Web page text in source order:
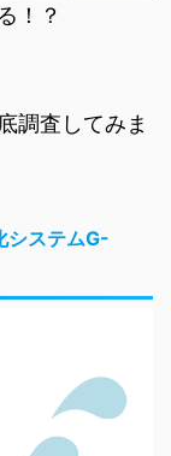
！？
調査してみま
システムG-